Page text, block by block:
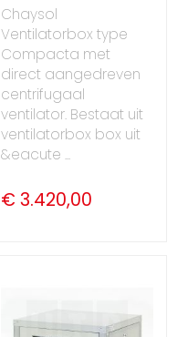
Chaysol
Ventilatorbox type
Compacta met
direct aangedreven
centrifugaal
ventilator. Bestaat uit
ventilatorbox box uit
&eacute ...
€ 3.420,00